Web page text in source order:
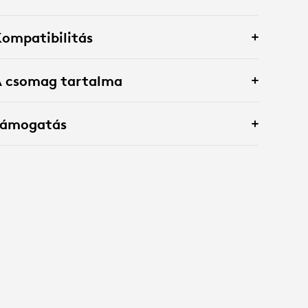
csomag tartalma